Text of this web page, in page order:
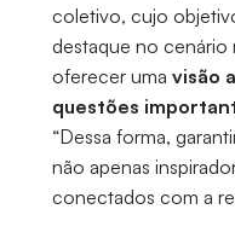
coletivo, cujo
destaque no cenário
oferecer uma visão
questões
“Dessa forma,
não apenas
conectados com a